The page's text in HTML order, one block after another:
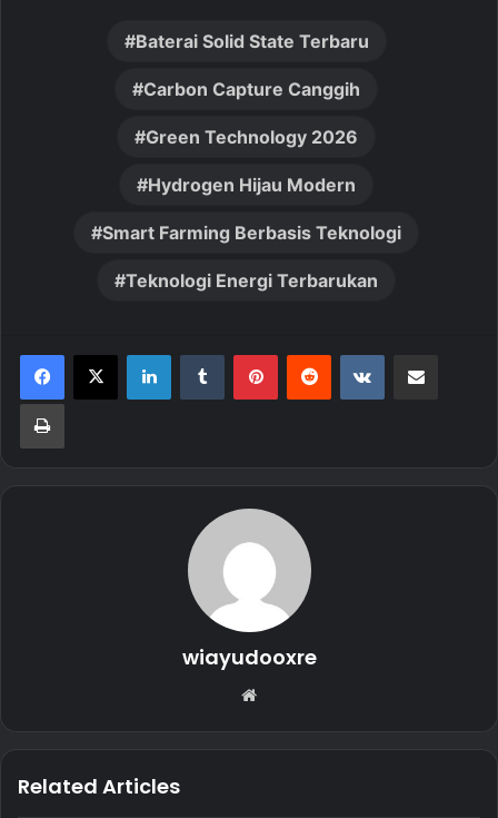
Baterai Solid State Terbaru
Carbon Capture Canggih
Green Technology 2026
Hydrogen Hijau Modern
Smart Farming Berbasis Teknologi
Teknologi Energi Terbarukan
LinkedInTumblr PinterestReddit VKontakte
Print
wiayudooxre
Related Articles